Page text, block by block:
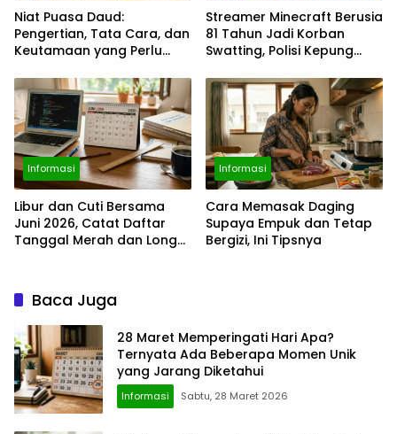
Niat Puasa Daud:
Pengertian, Tata Cara, dan
Keutamaan yang Perlu
Streamer Minecraft Berusia
81 Tahun Jadi Korban
Swatting, Polisi Kepung
Langsung
Informasi
Libur dan Cuti Bersama
Juni 2026, Catat Daftar
Tanggal Merah dan Long
Informasi
Cara Memasak Daging
Supaya Empuk dan Tetap
Bergizi, Ini Tipsnya
Baca Juga
28 Maret Memperingati Hari Apa?
Ternyata Ada Beberapa Momen Unik
yang Jarang Diketahui
Informasi Sabtu, 28 Maret 2026